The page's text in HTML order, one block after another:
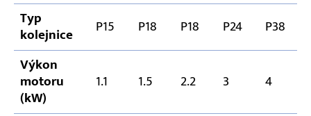
Typ
kolejnice P15 P18 P18 P24 P38
Výkon
motoru
(kW)
1.1 1.5 2.2 3 4